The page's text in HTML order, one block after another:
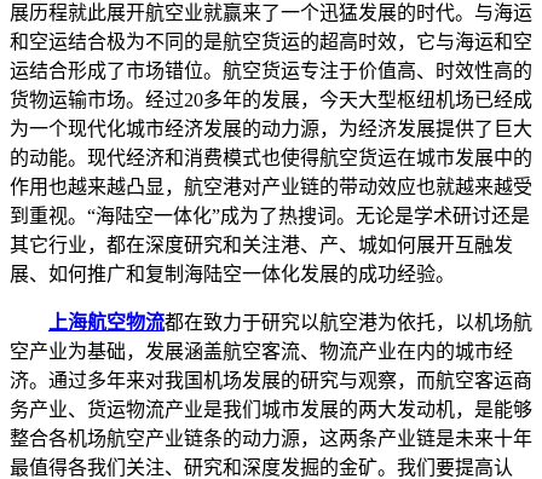
展历程就此展开航空业就赢来了一个迅猛发展的时代。与海运
和空运结合极为不同的是航空货运的超高时效，它与海运和空
运结合形成了市场错位。航空货运专注于价值高、时效性高的
货物运输市场。经过20多年的发展，今天大型枢纽机场已经成
为一个现代化城市经济发展的动力源，为经济发展提供了巨大
的动能。现代经济和消费模式也使得航空货运在城市发展中的
作用也越来越凸显，航空港对产业链的带动效应也就越来越受
到重视。“海陆空一体化”成为了热搜词。无论是学术研讨还是
其它行业，都在深度研究和关注港、产、城如何展开互融发
展、如何推广和复制海陆空一体化发展的成功经验。
上海航空物流都在致力于研究以航空港为依托，以机场航
空产业为基础，发展涵盖航空客流、物流产业在内的城市经
济。通过多年来对我国机场发展的研究与观察，而航空客运商
务产业、货运物流产业是我们城市发展的两大发动机，是能够
整合各机场航空产业链条的动力源，这两条产业链是未来十年
最值得各我们关注、研究和深度发掘的金矿。我们要提高认